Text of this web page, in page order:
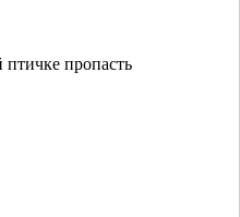
пропасть